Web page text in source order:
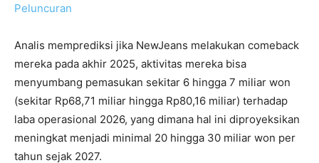
Peluncuran
Analis memprediksi jika NewJeans melakukan comeback
mereka pada akhir 2025, aktivitas mereka bisa
menyumbang pemasukan sekitar 6 hingga 7 miliar won
(sekitar Rp68,71 miliar hingga Rp80,16 miliar) terhadap
laba operasional 2026, yang dimana hal ini diproyeksikan
meningkat menjadi minimal 20 hingga 30 miliar won per
tahun sejak 2027.